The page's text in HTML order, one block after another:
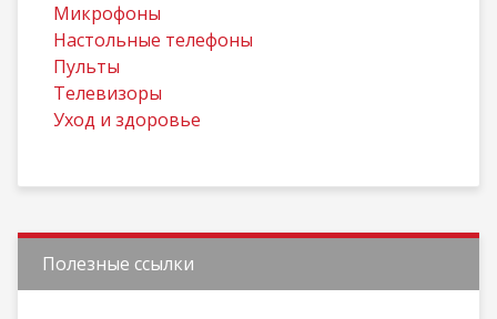
Микрофоны
Настольные телефоны
Пульты
Телевизоры
Уход и здоровье
Полезные ссылки